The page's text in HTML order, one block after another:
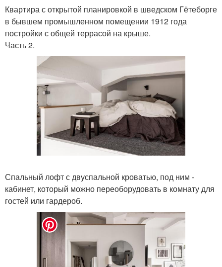
Квартира с открытой планировкой в шведском Гётеборге
в бывшем промышленном помещении 1912 года
постройки с общей террасой на крыше.
Часть 2.
Спальный лофт с двуспальной кроватью, под ним -
кабинет, который можно переоборудовать в комнату для
гостей или гардероб.